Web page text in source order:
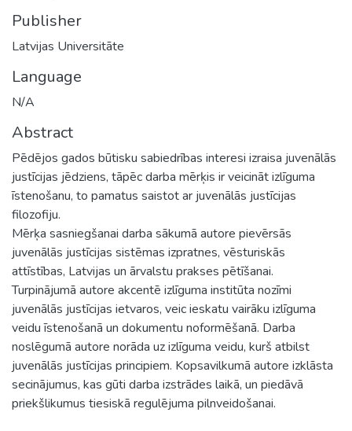
Publisher
Latvijas Universitāte
Language
N/A
Abstract
Pēdējos gados būtisku sabiedrības interesi izraisa juvenālās
justīcijas jēdziens, tāpēc darba mērķis ir veicināt izlīguma
īstenošanu, to pamatus saistot ar juvenālās justīcijas
filozofiju.
Mērķa sasniegšanai darba sākumā autore pievērsās
juvenālās justīcijas sistēmas izpratnes, vēsturiskās
attīstības, Latvijas un ārvalstu prakses pētīšanai.
Turpinājumā autore akcentē izlīguma institūta nozīmi
juvenālās justīcijas ietvaros, veic ieskatu vairāku izlīguma
veidu īstenošanā un dokumentu noformēšanā. Darba
noslēgumā autore norāda uz izlīguma veidu, kurš atbilst
juvenālās justīcijas principiem. Kopsavilkumā autore izklāsta
secinājumus, kas gūti darba izstrādes laikā, un piedāvā
priekšlikumus tiesiskā regulējuma pilnveidošanai.